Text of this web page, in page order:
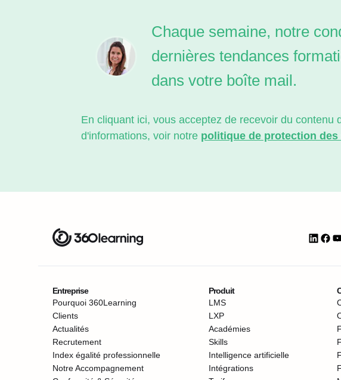
Chaque semaine, notre
dernières tendances
dans votre boîte mail.
En cliquant ici, vous acceptez de recevoir du contenu
d'informations, voir notre politique de protection des
Entreprise
Pourquoi 360Learning
Clients
Actualités
Recrutement
Index égalité professionnelle
Notre Accompagnement
Produit
LMS
LXP
Académies
Skills
Intelligence artificielle
Intégrations